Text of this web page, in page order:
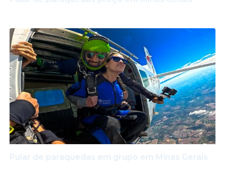
Pular de paraquedas em grupo em Minas Gerais